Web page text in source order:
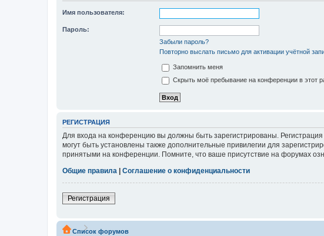
Имя пользователя:
Пароль:
Забыли пароль?
Повторно выслать письмо для активации учётной
Запомнить меня
Скрыть моё пребывание на конференции в этот
РЕГИСТРАЦИЯ
Для входа на конференцию вы должны быть зарегистрированы.
могут быть установлены также дополнительные привилегии для
принятыми на конференции. Помните, что ваше присутствие на форумах
Общие правила
Соглашение о конфиденциальности
Регистрация
Список форумов